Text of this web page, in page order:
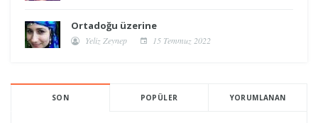
Ortadoğu üzerine
Yeliz Zeynep 15 Temmuz 2022
SON POPÜLER YORUMLANAN